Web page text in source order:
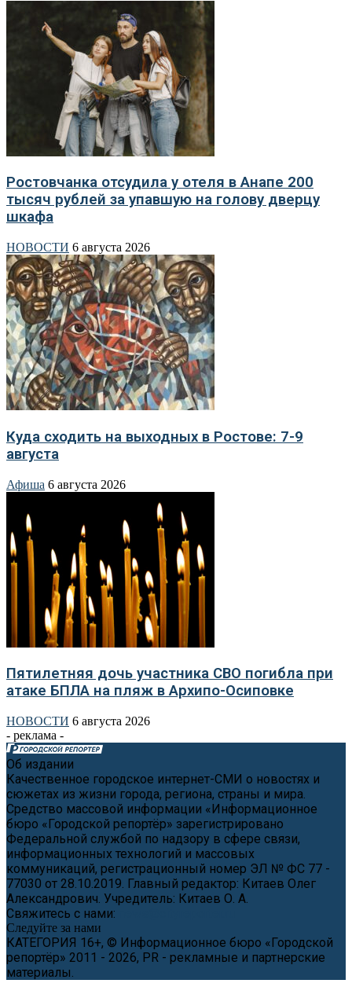
Ростовчанка отсудила у отеля в Анапе 200
тысяч рублей за упавшую на голову дверцу
шкафа
НОВОСТИ 6 августа 2026
Куда сходить на выходных в Ростове: 7-9
августа
Афиша 6 августа 2026
Пятилетняя дочь участника СВО погибла при
атаке БПЛА на пляж в Архипо-Осиповке
НОВОСТИ 6 августа 2026
- реклама -
Об издании
Качественное городское интернет-СМИ о новостях и
сюжетах из жизни города, региона, страны и мира.
Средство массовой информации «Информационное
бюро «Городской репортёр» зарегистрировано
Федеральной службой по надзору в сфере связи,
информационных технологий и массовых
коммуникаций, регистрационный номер ЭЛ № ФС 77 -
77030 от 28.10.2019. Главный редактор: Китаев Олег
Александрович. Учредитель: Китаев О. А.
Свяжитесь с нами:
Следуйте за нами
КАТЕГОРИЯ 16+, © Информационное бюро «Городской
репортёр» 2011 - 2026, PR - рекламные и партнерские
материалы.